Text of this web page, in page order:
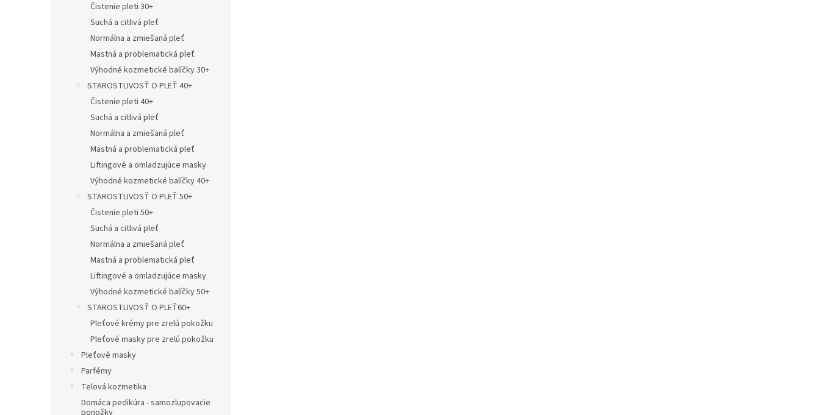
Čistenie pleti 30+
Suchá a citlivá pleť
Normálna a zmiešaná pleť
Mastná a problematická pleť
Výhodné kozmetické balíčky 30+
STAROSTLIVOSŤ O PLEŤ 40+
Čistenie pleti 40+
Suchá a citlivá pleť
Normálna a zmiešaná pleť
Mastná a problematická pleť
Liftingové a omladzujúce masky
Výhodné kozmetické balíčky 40+
STAROSTLIVOSŤ O PLEŤ 50+
Čistenie pleti 50+
Suchá a citlivá pleť
Normálna a zmiešaná pleť
Mastná a problematická pleť
Liftingové a omladzujúce masky
Výhodné kozmetické balíčky 50+
STAROSTLIVOSŤ O PLEŤ60+
Pleťové krémy pre zrelú pokožku
Pleťové masky pre zrelú pokožku
Pleťové masky
Parfémy
Telová kozmetika
Domáca pedikúra - samozlupovacie